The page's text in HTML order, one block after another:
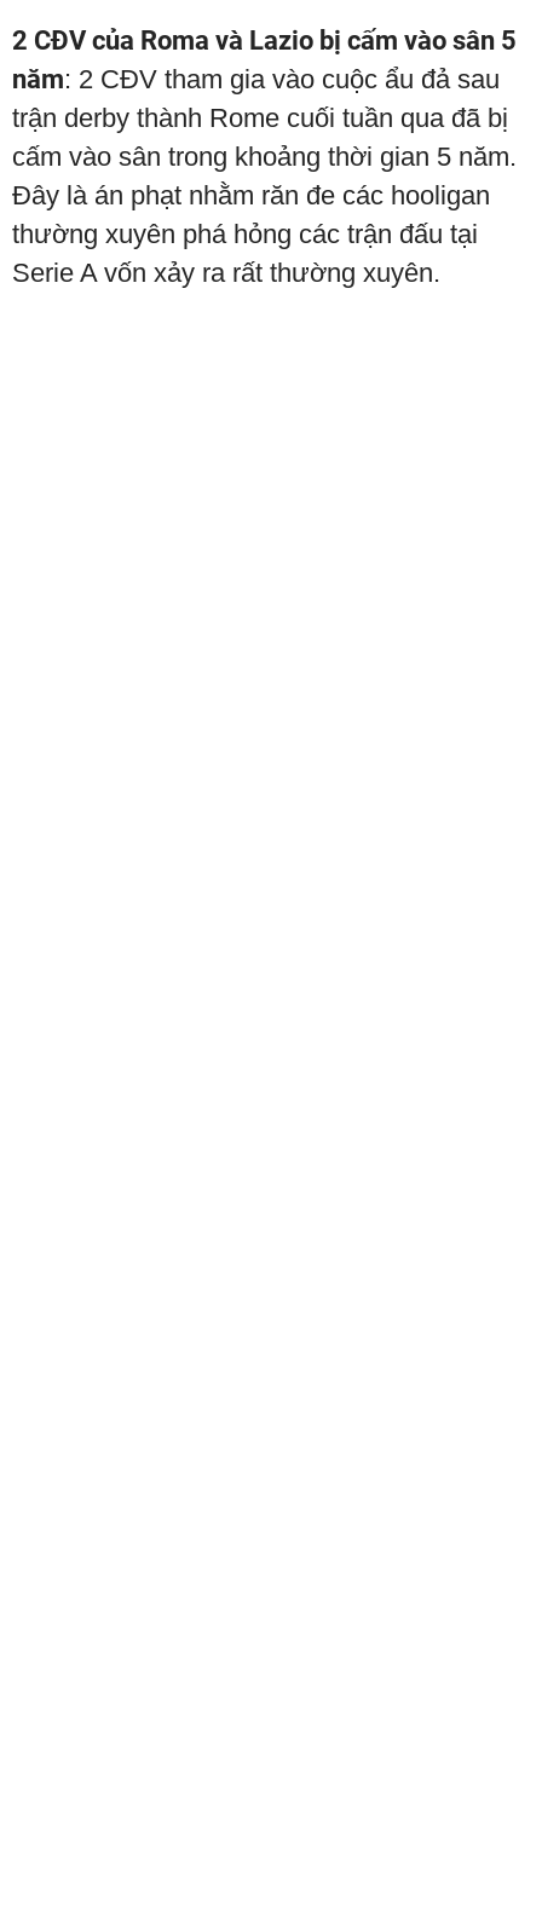
2 CĐV của Roma và Lazio bị cấm vào sân 5
năm: 2 CĐV tham gia vào cuộc ẩu đả sau
trận derby thành Rome cuối tuần qua đã bị
cấm vào sân trong khoảng thời gian 5 năm.
Đây là án phạt nhằm răn đe các hooligan
thường xuyên phá hỏng các trận đấu tại
Serie A vốn xảy ra rất thường xuyên.